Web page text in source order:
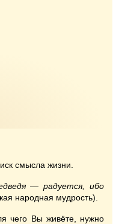
смысла жизни.
— радуется, ибо
народная мудрость).
чего Вы живёте, нужно